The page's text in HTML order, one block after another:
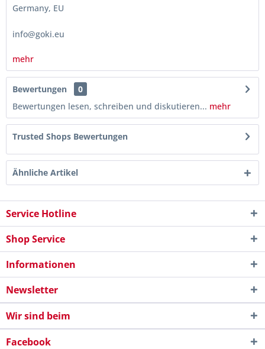
Germany, EU
info@goki.eu
mehr
Bewertungen
0
Bewertungen lesen, schreiben und diskutieren... mehr
Trusted Shops Bewertungen
Ähnliche Artikel
Service Hotline
Shop Service
Informationen
Newsletter
Wir sind beim
Facebook